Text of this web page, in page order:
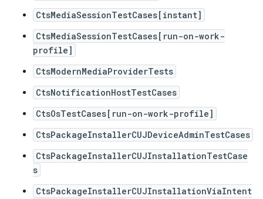
CtsMediaSessionTestCases[instant]
CtsMediaSessionTestCases[run-on-work-
profile]
CtsModernMediaProviderTests
CtsNotificationHostTestCases
CtsOsTestCases[run-on-work-profile]
CtsPackageInstallerCUJDeviceAdminTestCases
CtsPackageInstallerCUJInstallationTestCase
s
CtsPackageInstallerCUJInstallationViaIntent